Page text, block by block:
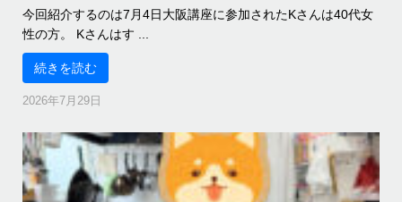
今回紹介するのは7月4日大阪講座に参加されたKさんは40代女
性の方。 Kさんはす ...
続きを読む
2026年7月29日